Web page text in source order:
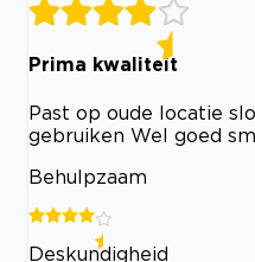
Prima kwaliteit
Past op oude locatie
gebruiken Wel goed
Behulpzaam
Deskundigheid